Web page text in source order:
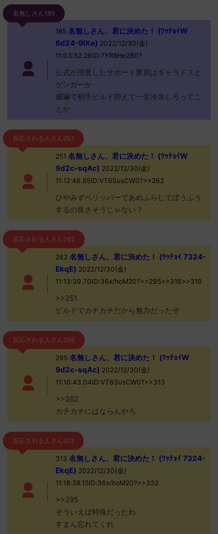
名無しさん185
185名無しさん、君に決めた！ (ﾜｯﾁｮｲW
6d24-9lXe) 2022/12/30(金)
11:03:52.26ID:7YR8He2B0?
公式が用意したサポート要員はギャラドスと
ゲンガーか
威嚇で初手ビルド抑えて一生冷水しろってこ
とか
反応される人さん251
251 名無しさん、君に決めた！ (ﾜｯﾁｮｲW
9d2c-sqAc) 2022/12/30(金)
11:12:46.85ID:VT6SusCW0?>>262
ひやみずペリッパーであめふらしてぼうふう
するの良さそうじゃない？
反応される人さん262
262 名無しさん、君に決めた！ (ﾜｯﾁｮｲ 7324-
EkqE) 2022/12/30(金)
11:13:39.70ID:36x/hoM20?>>295>>316>>319
>>251
ビルドでカチカチだから無力だったぞ
反応される人さん295
295名無しさん、君に決めた！ (ﾜｯﾁｮｲW
9d2c-sqAc) 2022/12/30(金)
11:16:43.04ID:VT6SusCW0?>>313
>>262
カチカチにはならんやろ
反応される人さん313
313 名無しさん、君に決めた！ (ﾜｯﾁｮｲ 7324-
EkqE) 2022/12/30(金)
11:18:38.15ID:36x/hoM20?>>332
>>295
そういえば特殊だったわ
すまん忘れてくれ